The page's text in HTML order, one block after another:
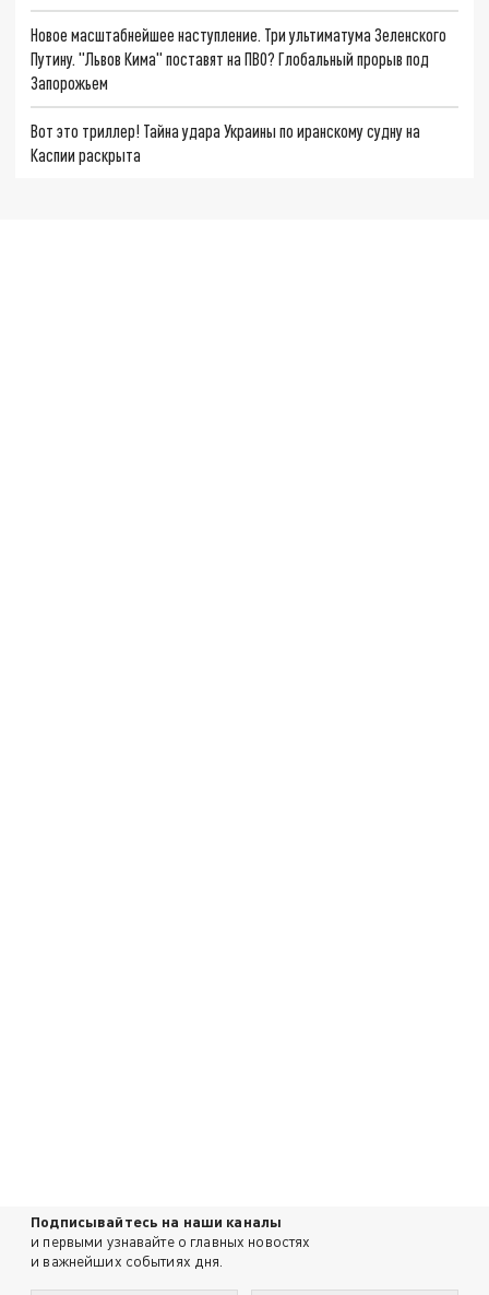
Новое масштабнейшее наступление. Три ультиматума Зеленского
Путину. "Львов Кима" поставят на ПВО? Глобальный прорыв под
Запорожьем
Вот это триллер! Тайна удара Украины по иранскому судну на
Каспии раскрыта
Подписывайтесь на наши каналы
и первыми узнавайте о главных новостях
и важнейших событиях дня.